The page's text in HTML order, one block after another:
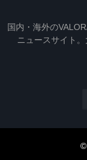
国内・海外の
ニュースサイト
©